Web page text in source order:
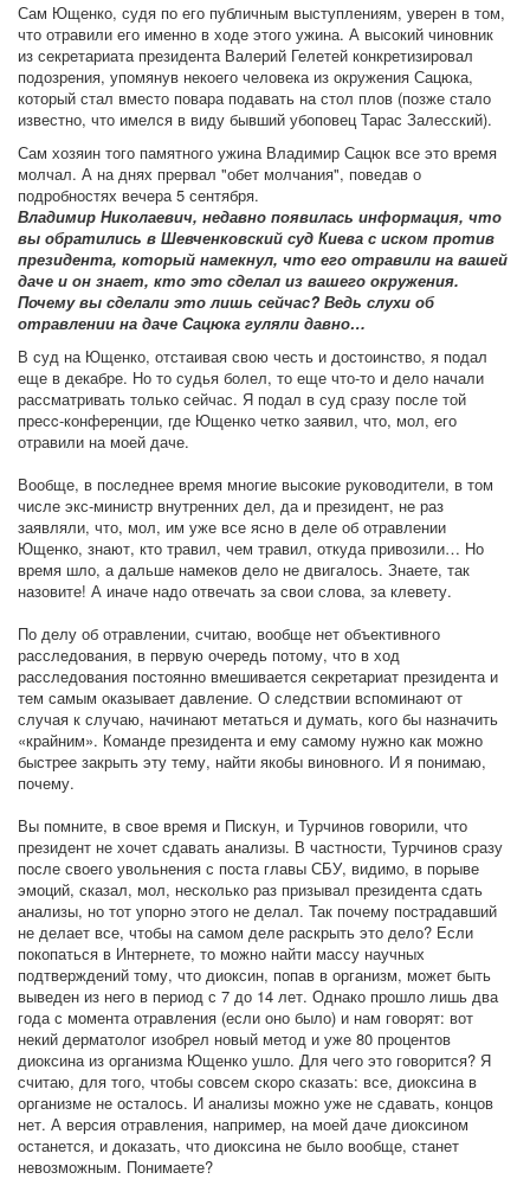
Сам Ющенко, судя по его публичным выступлениям, уверен в том,
что отравили его именно в ходе этого ужина. А высокий чиновник
из секретариата президента Валерий Гелетей конкретизировал
подозрения, упомянув некоего человека из окружения Сацюка,
который стал вместо повара подавать на стол плов (позже стало
известно, что имелся в виду бывший убоповец Тарас Залесский).
Сам хозяин того памятного ужина Владимир Сацюк все это время
молчал. А на днях прервал "обет молчания", поведав о
подробностях вечера 5 сентября.
Владимир Николаевич, недавно появилась информация, что
вы обратились в Шевченковский суд Киева с иском против
президента, который намекнул, что его отравили на вашей
даче и он знает, кто это сделал из вашего окружения.
Почему вы сделали это лишь сейчас? Ведь слухи об
отравлении на даче Сацюка гуляли давно…
В суд на Ющенко, отстаивая свою честь и достоинство, я подал
еще в декабре. Но то судья болел, то еще что-то и дело начали
рассматривать только сейчас. Я подал в суд сразу после той
пресc-конференции, где Ющенко четко заявил, что, мол, его
отравили на моей даче.
Вообще, в последнее время многие высокие руководители, в том
числе экс-министр внутренних дел, да и президент, не раз
заявляли, что, мол, им уже все ясно в деле об отравлении
Ющенко, знают, кто травил, чем травил, откуда привозили… Но
время шло, а дальше намеков дело не двигалось. Знаете, так
назовите! А иначе надо отвечать за свои слова, за клевету.
По делу об отравлении, считаю, вообще нет объективного
расследования, в первую очередь потому, что в ход
расследования постоянно вмешивается секретариат президента и
тем самым оказывает давление. О следствии вспоминают от
случая к случаю, начинают метаться и думать, кого бы назначить
«крайним». Команде президента и ему самому нужно как можно
быстрее закрыть эту тему, найти якобы виновного. И я понимаю,
почему.
Вы помните, в свое время и Пискун, и Турчинов говорили, что
президент не хочет сдавать анализы. В частности, Турчинов сразу
после своего увольнения с поста главы СБУ, видимо, в порыве
эмоций, сказал, мол, несколько раз призывал президента сдать
анализы, но тот упорно этого не делал. Так почему пострадавший
не делает все, чтобы на самом деле раскрыть это дело? Если
покопаться в Интернете, то можно найти массу научных
подтверждений тому, что диоксин, попав в организм, может быть
выведен из него в период с 7 до 14 лет. Однако прошло лишь два
года с момента отравления (если оно было) и нам говорят: вот
некий дерматолог изобрел новый метод и уже 80 процентов
диоксина из организма Ющенко ушло. Для чего это говорится? Я
считаю, для того, чтобы совсем скоро сказать: все, диоксина в
организме не осталось. И анализы можно уже не сдавать, концов
нет. А версия отравления, например, на моей даче диоксином
останется, и доказать, что диоксина не было вообще, станет
невозможным. Понимаете?